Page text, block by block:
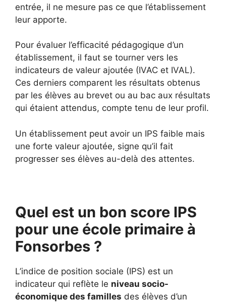
entrée, il ne mesure pas ce que l’établissement
leur apporte.
Pour évaluer l’efficacité pédagogique d’un
établissement, il faut se tourner vers les
indicateurs de valeur ajoutée (IVAC et IVAL).
Ces derniers comparent les résultats obtenus
par les élèves au brevet ou au bac aux résultats
qui étaient attendus, compte tenu de leur profil.
Un établissement peut avoir un IPS faible mais
une forte valeur ajoutée, signe qu’il fait
progresser ses élèves au-delà des attentes.
Quel est un bon score IPS
pour une école primaire à
Fonsorbes ?
L’indice de position sociale (IPS) est un
indicateur qui reflète le niveau socio-
économique des familles des élèves d’un